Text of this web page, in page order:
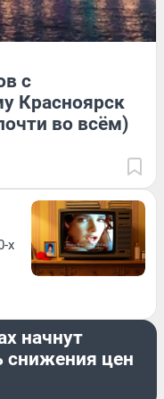
с
Красноярск
во всём)
х
начнут
снижения цен